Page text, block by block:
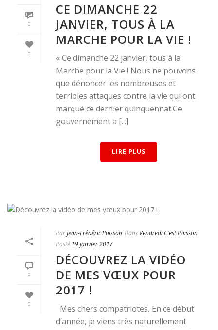
0
0
CE DIMANCHE 22
JANVIER, TOUS À LA
MARCHE POUR LA VIE !
« Ce dimanche 22 janvier, tous à la
Marche pour la Vie ! Nous ne pouvons
que dénoncer les nombreuses et
terribles attaques contre la vie qui ont
marqué ce dernier quinquennat.Ce
gouvernement a [...]
LIRE PLUS
0
0
ParJean-Frédéric Poisson Dans Vendredi C'est Poisson
Posté 19 janvier 2017
DÉCOUVREZ LA VIDÉO
DE MES VŒUX POUR
2017 !
Mes chers compatriotes, En ce début
d’année, je viens très naturellement